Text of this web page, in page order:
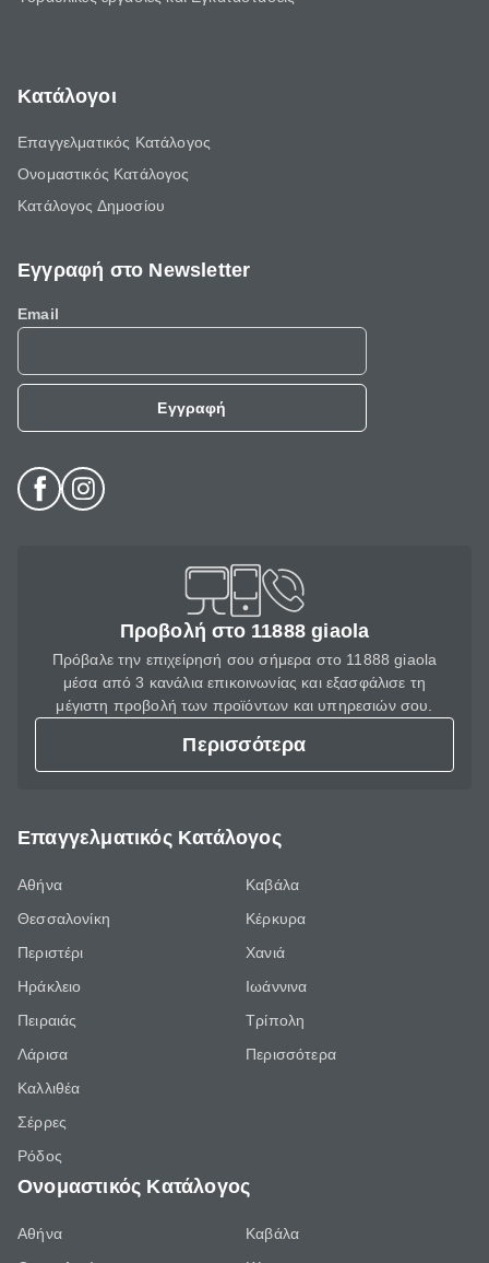
Κατάλογοι
Επαγγελματικός Κατάλογος
Ονομαστικός Κατάλογος
Κατάλογος Δημοσίου
Εγγραφή στο Newsletter
Email
Εγγραφή
Προβολή στο 11888 giaola
Πρόβαλε την επιχείρησή σου σήμερα στο 11888 giaola
μέσα από 3 κανάλια επικοινωνίας και εξασφάλισε τη
μέγιστη προβολή των προϊόντων και υπηρεσιών σου.
Περισσότερα
Επαγγελματικός Κατάλογος
Αθήνα
Θεσσαλονίκη
Περιστέρι
Ηράκλειο
Πειραιάς
Λάρισα
Καλλιθέα
Σέρρες
Ρόδος
Καβάλα
Κέρκυρα
Χανιά
Ιωάννινα
Τρίπολη
Περισσότερα
Ονομαστικός Κατάλογος
Αθήνα
Καβάλα